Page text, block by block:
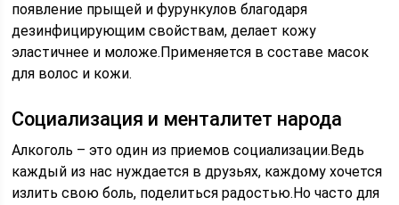
появление прыщей и фурункулов благодаря
дезинфицирующим свойствам, делает кожу
эластичнее и моложе.Применяется в составе масок
для волос и кожи.
Социализация и менталитет народа
Алкоголь – это один из приемов социализации.Ведь
каждый из нас нуждается в друзьях, каждому хочется
излить свою боль, поделиться радостью.Но часто для